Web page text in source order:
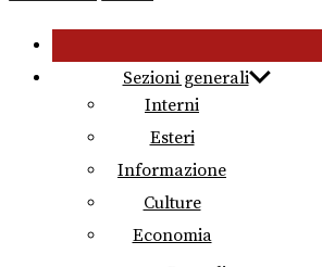
Sezioni generali
Interni
Esteri
Informazione
Culture
Economia